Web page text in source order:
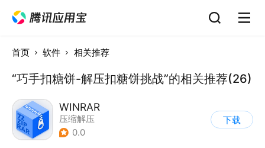
首页 软件 相关推荐
“巧手扣糖饼-解压扣糖饼挑战”的相关推荐(26)
WINRAR
压缩解压
0.0
下载